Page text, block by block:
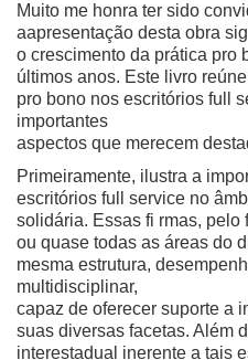
Muito me honra ter sido
aapresentação desta obra
o crescimento da prática pro
últimos anos. Este livro
pro bono nos escritórios full
importantes
aspectos que merecem
Primeiramente, ilustra a
escritórios full service no
solidária. Essas fi rmas, pelo
ou quase todas as áreas do
mesma estrutura,
multidisciplinar,
capaz de oferecer suporte a
suas diversas facetas. Além
interestadual inerente a tais